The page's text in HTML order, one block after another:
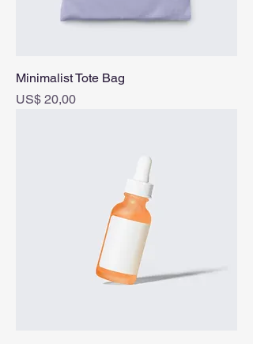
Minimalist Tote Bag
Prijs
US$ 20,00